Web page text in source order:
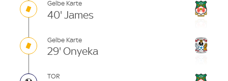
Gelbe Karte
40' James
Gelbe Karte
29' Onyeka
TOR